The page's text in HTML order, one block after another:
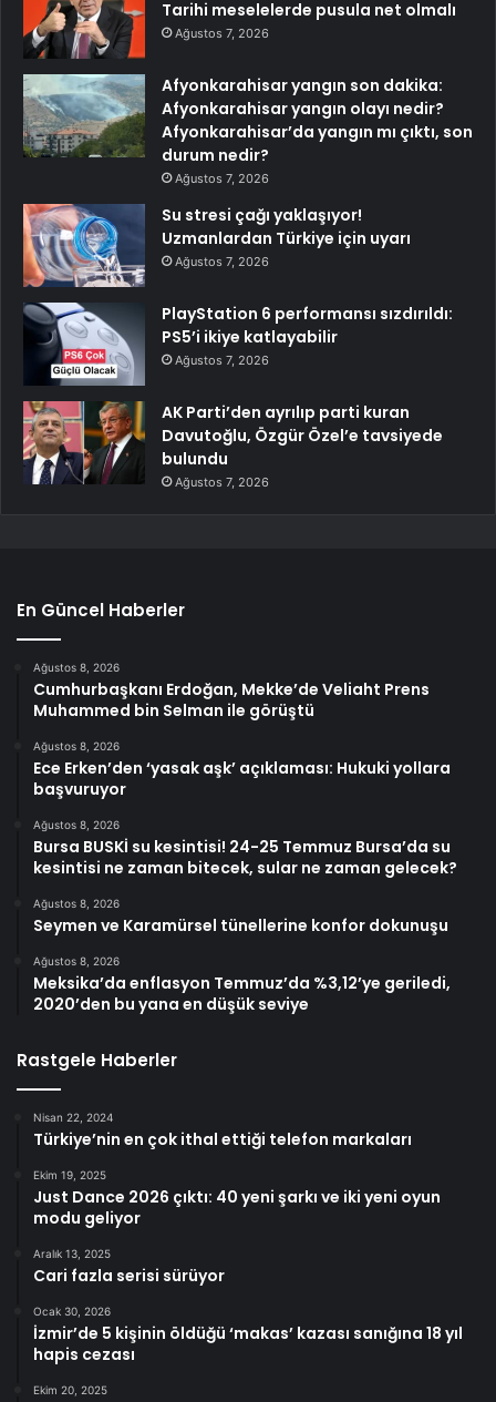
Tarihi meselelerde pusula net olmalı
Ağustos 7, 2026
Afyonkarahisar yangın son dakika:
Afyonkarahisar yangın olayı nedir?
Afyonkarahisar’da yangın mı çıktı, son
durum nedir?
Ağustos 7, 2026
Su stresi çağı yaklaşıyor!
Uzmanlardan Türkiye için uyarı
Ağustos 7, 2026
PlayStation 6 performansı sızdırıldı:
PS5’i ikiye katlayabilir
Ağustos 7, 2026
AK Parti’den ayrılıp parti kuran
Davutoğlu, Özgür Özel’e tavsiyede
bulundu
Ağustos 7, 2026
En Güncel Haberler
Ağustos 8, 2026
Cumhurbaşkanı Erdoğan, Mekke’de Veliaht Prens
Muhammed bin Selman ile görüştü
Ağustos 8, 2026
Ece Erken’den ‘yasak aşk’ açıklaması: Hukuki yollara
başvuruyor
Ağustos 8, 2026
Bursa BUSKİ su kesintisi! 24-25 Temmuz Bursa’da su
kesintisi ne zaman bitecek, sular ne zaman gelecek?
Ağustos 8, 2026
Seymen ve Karamürsel tünellerine konfor dokunuşu
Ağustos 8, 2026
Meksika’da enflasyon Temmuz’da %3,12’ye geriledi,
2020’den bu yana en düşük seviye
Rastgele Haberler
Nisan 22, 2024
Türkiye’nin en çok ithal ettiği telefon markaları
Ekim 19, 2025
Just Dance 2026 çıktı: 40 yeni şarkı ve iki yeni oyun
modu geliyor
Aralık 13, 2025
Cari fazla serisi sürüyor
Ocak 30, 2026
İzmir’de 5 kişinin öldüğü ‘makas’ kazası sanığına 18 yıl
hapis cezası
Ekim 20, 2025